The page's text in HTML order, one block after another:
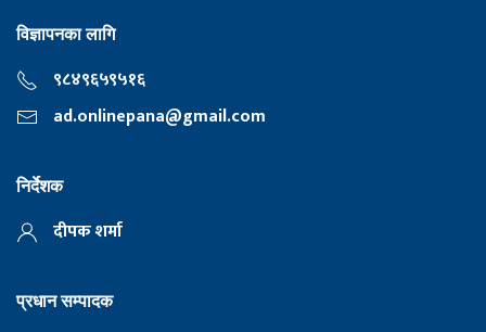
विज्ञापनका लागि
९८४९६५९५१६
ad.onlinepana@gmail.com
निर्देशक
दीपक शर्मा
प्रधान सम्पादक